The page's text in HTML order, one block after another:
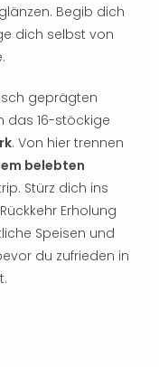
glänzen. Begib dich
dich selbst von
geprägten
das 16-stöckige
. Von hier trennen
belebten
Stürz dich ins
Erholung
Speisen und
du zufrieden in